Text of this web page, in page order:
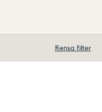
Rensa filter